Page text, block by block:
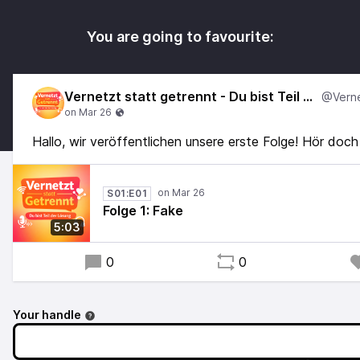
You are going to favourite:
Vernetzt statt getrennt - Du bist Teil der Lösung
Hallo, wir veröffentlichen unsere erste Folge! Hör
5:03
S01:E01
Folge 1: Fake
0 0
Your handle